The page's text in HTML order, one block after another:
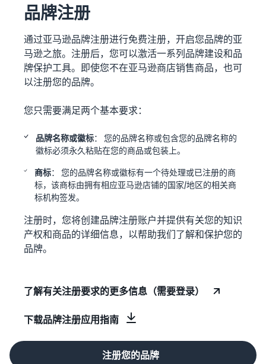
品牌注册
通过亚马逊品牌注册进行免费注册，开启您品牌的亚
马逊之旅。注册后，您可以激活一系列品牌建设和品
牌保护工具。即使您不在亚马逊商店销售商品，也可
以注册您的品牌。
您只需要满足两个基本要求：
品牌名称或徽标： 您的品牌名称或包含您的品牌名称的
徽标必须永久粘贴在您的商品或包装上。
商标： 您的品牌名称或徽标有一个待处理或已注册的商
标，该商标由拥有相应亚马逊店铺的国家/地区的相关商
标机构签发。
注册时，您将创建品牌注册账户并提供有关您的知识
产权和商品的详细信息，以帮助我们了解和保护您的
品牌。
了解有关注册要求的更多信息（需要登录）
下载品牌注册应用指南
注册您的品牌